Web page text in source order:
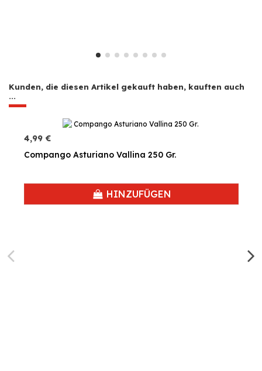
Kunden, die diesen Artikel gekauft haben, kauften auch
...
4,99 €
Compango Asturiano Vallina 250 Gr.
HINZUFÜGEN